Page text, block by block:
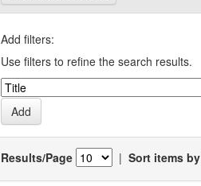
Add filters:
Use filters to refine the search results.
Results/Page | Sort items by